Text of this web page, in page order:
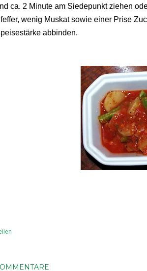
ca. 2 Minute am Siedepunkt ziehen
wenig Muskat sowie einer Prise
abbinden.